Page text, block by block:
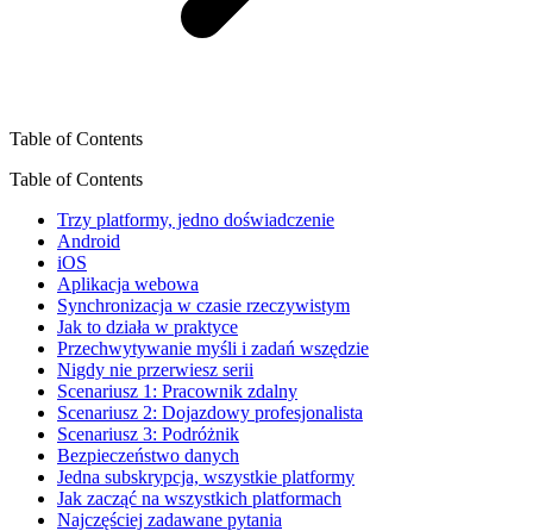
Table of Contents
Table of Contents
Trzy platformy, jedno doświadczenie
Android
iOS
Aplikacja webowa
Synchronizacja w czasie rzeczywistym
Jak to działa w praktyce
Przechwytywanie myśli i zadań wszędzie
Nigdy nie przerwiesz serii
Scenariusz 1: Pracownik zdalny
Scenariusz 2: Dojazdowy profesjonalista
Scenariusz 3: Podróżnik
Bezpieczeństwo danych
Jedna subskrypcja, wszystkie platformy
Jak zacząć na wszystkich platformach
Najczęściej zadawane pytania